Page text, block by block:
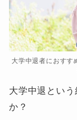
大学中退者におすす
大学中退とい
か？